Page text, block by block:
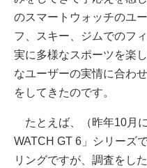
のスマートウォッチのユ
フ、スキー、ジムでのフ
実に多様なスポーツを楽
なユーザーの実情に合わ
をしてきたのです。
たとえば、（昨年10月
WATCH GT 6」シリーズ
リングですが、調査をし